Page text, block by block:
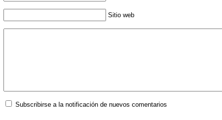
Sitio web
Subscribirse a la notificación de nuevos comentarios